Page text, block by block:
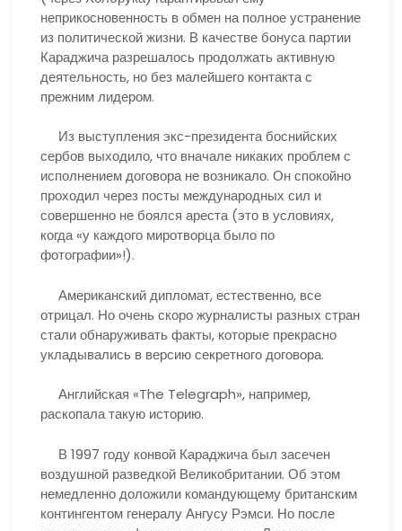
неприкосновенность в обмен на полное устранение
из политической жизни. В качестве бонуса партии
Караджича разрешалось продолжать активную
деятельность, но без малейшего контакта с
прежним лидером.
Из выступления экс-президента боснийских
сербов выходило, что вначале никаких проблем с
исполнением договора не возникало. Он спокойно
проходил через посты международных сил и
совершенно не боялся ареста (это в условиях,
когда «у каждого миротворца было по
фотографии»!).
Американский дипломат, естественно, все
отрицал. Но очень скоро журналисты разных стран
стали обнаруживать факты, которые прекрасно
укладывались в версию секретного договора.
Английская «The Telegraph», например,
раскопала такую историю.
В 1997 году конвой Караджича был засечен
воздушной разведкой Великобритании. Об этом
немедленно доложили командующему британским
контингентом генералу Ангусу Рэмси. Но после